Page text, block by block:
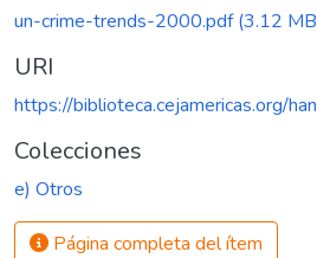
un-crime-trends-2000.pdf(3.12
URI
https://biblioteca.cejamericas.org/
Colecciones
e) Otros
Página completa del ítem